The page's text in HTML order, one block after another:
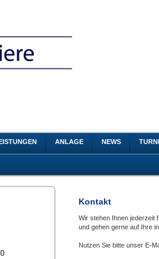
ANLAGE NEWS
Kontakt
Wir stehen Ihnen jederzeit
und gehen gerne auf Ihre
Nutzen Sie bitte unser E-